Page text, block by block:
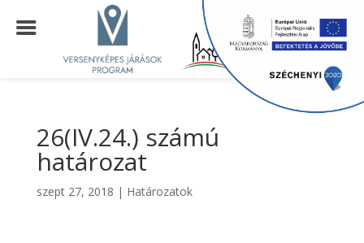
26(IV.24.) számú
határozat
szept 27, 2018 | Határozatok